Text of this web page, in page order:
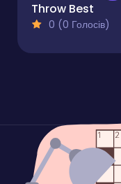
Throw Best
0 (0 Голосів)